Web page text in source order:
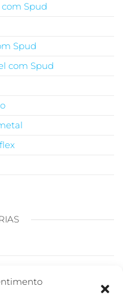
Spud
Spud
com Spud